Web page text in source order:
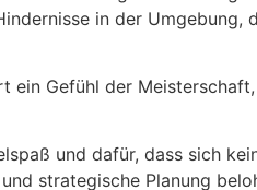
in der Umgebung,
Gefühl der
und dafür, dass sich
strategische Planung